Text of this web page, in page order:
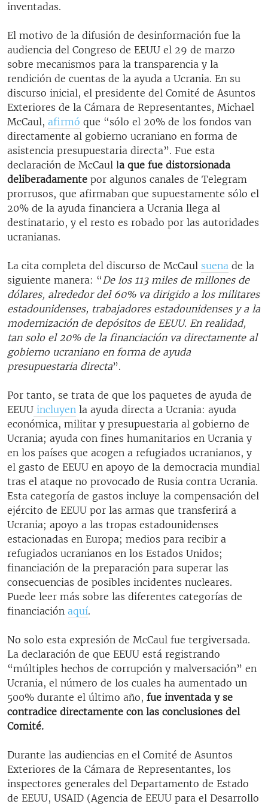
inventadas.
El motivo de la difusión de desinformación fue la
audiencia del Congreso de EEUU el 29 de marzo
sobre mecanismos para la transparencia y la
rendición de cuentas de la ayuda a Ucrania. En su
discurso inicial, el presidente del Comité de Asuntos
Exteriores de la Cámara de Representantes, Michael
McCaul, afirmó que “sólo el 20% de los fondos van
directamente al gobierno ucraniano en forma de
asistencia presupuestaria directa”. Fue esta
declaración de McCaul la que fue distorsionada
deliberadamente por algunos canales de Telegram
prorrusos, que afirmaban que supuestamente sólo el
20% de la ayuda financiera a Ucrania llega al
destinatario, y el resto es robado por las autoridades
ucranianas.
La cita completa del discurso de McCaul suena de la
siguiente manera: “ De los 113 miles de millones de
dólares, alrededor del 60% va dirigido a los militares
estadounidenses, trabajadores estadounidenses y a la
modernización de depósitos de EEUU. En realidad,
tan solo el 20% de la financiación va directamente al
gobierno ucraniano en forma de ayuda
presupuestaria directa”.
Por tanto, se trata de que los paquetes de ayuda de
EEUU incluyen la ayuda directa a Ucrania: ayuda
económica, militar y presupuestaria al gobierno de
Ucrania; ayuda con fines humanitarios en Ucrania y
en los países que acogen a refugiados ucranianos, y
el gasto de EEUU en apoyo de la democracia mundial
tras el ataque no provocado de Rusia contra Ucrania.
Esta categoría de gastos incluye la compensación del
ejército de EEUU por las armas que transferirá a
Ucrania; apoyo a las tropas estadounidenses
estacionadas en Europa; medios para recibir a
refugiados ucranianos en los Estados Unidos;
financiación de la preparación para superar las
consecuencias de posibles incidentes nucleares.
Puede leer más sobre las diferentes categorías de
financiación aquí.
No solo esta expresión de McCaul fue tergiversada.
La declaración de que EEUU está registrando
“múltiples hechos de corrupción y malversación” en
Ucrania, el número de los cuales ha aumentado un
500% durante el último año, fue inventada y se
contradice directamente con las conclusiones del
Comité.
Durante las audiencias en el Comité de Asuntos
Exteriores de la Cámara de Representantes, los
inspectores generales del Departamento de Estado
de EEUU, USAID (Agencia de EEUU para el Desarrollo